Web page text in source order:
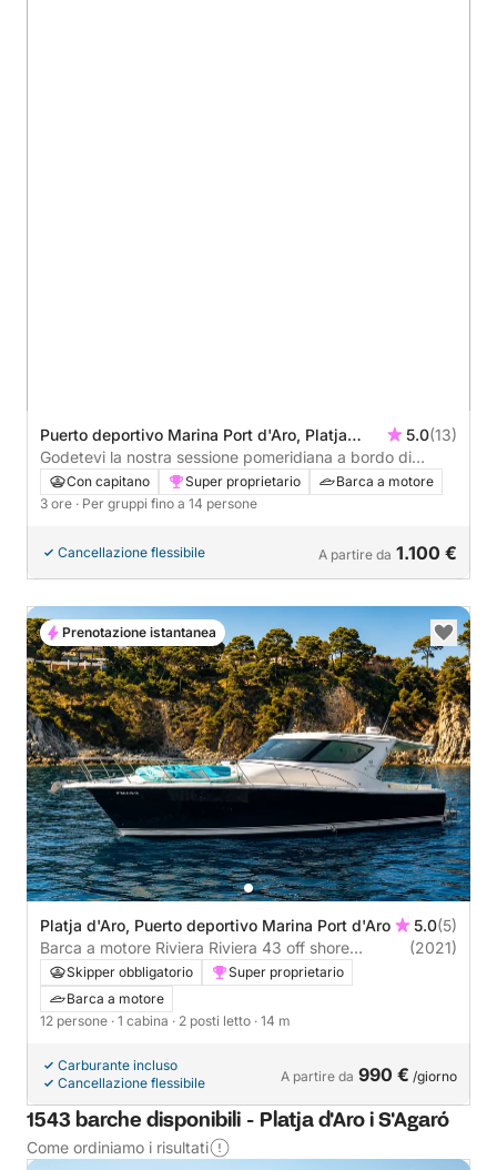
Puerto deportivo Marina Port d'Aro, Platja
d'Aro, Spagna
5.0(13)
Godetevi la nostra sessione pomeridiana a bordo di
ANDROMEDA Apreamare 60, il nostro splendido yacht,
dalle 19:00 alle 22:00. Un assaggio della Costa Brava:
Con capitano Super proprietario
Barca a motore
3 ore · Per gruppi fino a 14 persone
Cancellazione flessibile A partire da 1.100 €
Platja d'Aro, Puerto deportivo Marina Port d'Aro 5.0(5)
Barca a motore Riviera Riviera 43 off shore
1000CV
(2021)
Skipper obbligatorio
Super proprietario
Barca a motore
12 persone · 1 cabina · 2 posti letto · 14 m
Carburante incluso
Cancellazione flessibile
A partire da 990 € /giorno
Prenotazione istantanea
1543 barche disponibili - Platja d'Aro i S'Agaró
Come ordiniamo i risultati